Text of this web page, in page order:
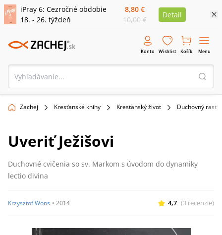
iPray 6: Cezročné obdobie
18. - 26. týždeň
8,80 €
10,00 €
Detail
Konto Wishlist Košík Menu
Zachej Kresťanské knihy Kresťanský život Duchovný rast
Uveriť Ježišovi
Duchovné cvičenia so sv. Markom s úvodom do dynamiky
lectio divina
Krzysztof Wons • 2014 4,7 (3 recenzie)